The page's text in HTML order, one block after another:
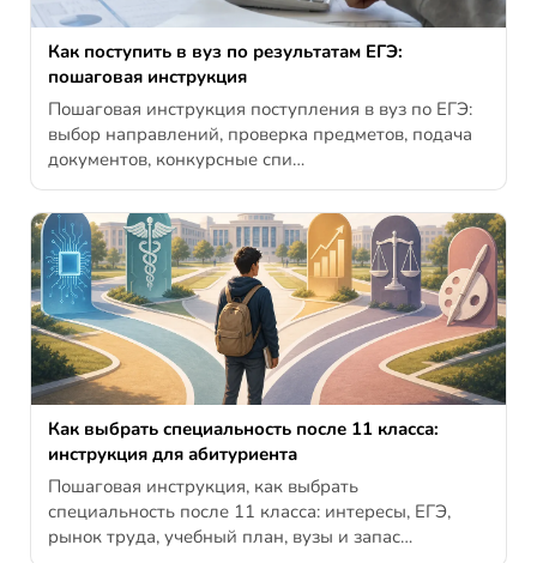
Как поступить в вуз по результатам ЕГЭ:
пошаговая инструкция
Пошаговая инструкция поступления в вуз по ЕГЭ:
выбор направлений, проверка предметов, подача
документов, конкурсные спи…
Как выбрать специальность после 11 класса:
инструкция для абитуриента
Пошаговая инструкция, как выбрать
специальность после 11 класса: интересы, ЕГЭ,
рынок труда, учебный план, вузы и запас…